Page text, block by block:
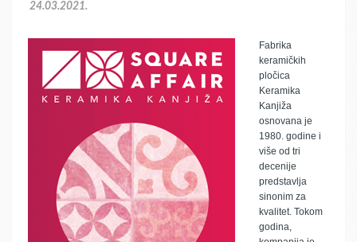
24.03.2021.
Fabrika
keramičkih
pločica
Keramika
Kanjiža
osnovana je
1980. godine i
više od tri
decenije
predstavlja
sinonim za
kvalitet. Tokom
godina,